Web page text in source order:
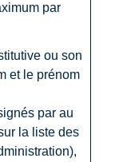
par
ou son
et le prénom
par au
la liste des